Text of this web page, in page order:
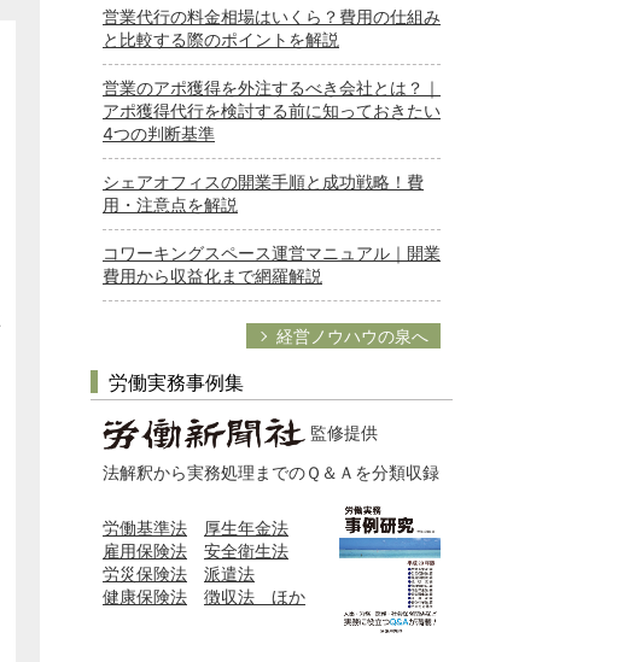
営業代行の料金相場はいくら？費用の仕組み
と比較する際のポイントを解説
営業のアポ獲得を外注するべき会社とは？｜
アポ獲得代行を検討する前に知っておきたい
4つの判断基準
シェアオフィスの開業手順と成功戦略！費
用・注意点を解説
コワーキングスペース運営マニュアル｜開業
費用から収益化まで網羅解説
経営ノウハウの泉へ
労働実務事例集
監修提供
法解釈から実務処理までのＱ＆Ａを分類収録
労働基準法
厚生年金法
雇用保険法
安全衛生法
労災保険法
派遣法
健康保険法
徴収法 ほか